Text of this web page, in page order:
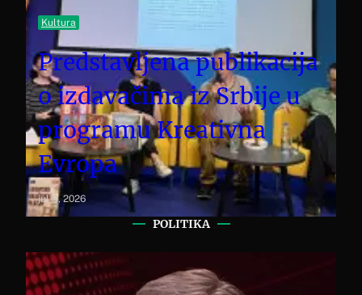
Kultura
Predstavljena publikacija
o izdavačima iz Srbije u
programu Kreativna
Evropa
jul 8, 2026
POLITIKA